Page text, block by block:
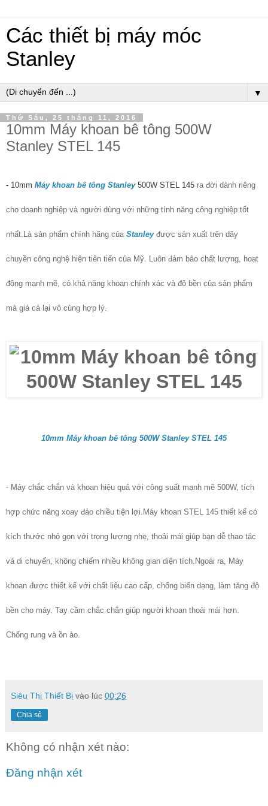
Các thiết bị máy móc
Stanley
▼
Thứ Sáu, 25 tháng 11, 2016
10mm Máy khoan bê tông 500W
Stanley STEL 145
- 10mm Máy khoan bê tông Stanley500W STEL 145 ra đời dành riêng
cho doanh nghiệp và người dùng với những tính năng công nghiệp tốt
nhất.L à sản phẩm chính hãng của Stanleyđược sản xuất trên dây
chuyền công nghệ hiện tiên tiến của Mỹ. Luôn đảm bảo chất lượng, hoạt
động mạnh mẽ, có khả năng khoan chính xác và độ bền của sản phẩm
mà giá cả lại vô cùng hợp lý.
10mm Máy khoan bê tông 500W Stanley STEL 145
- Máy chắc chắn và khoan hiệu quả với công suất mạnh mẽ 500W, tích
hợp chức năng xoay đảo chiều tiện lợi. Máy khoan STEL 145 thiết kế có
kích thước nhỏ gọn với trọng lượng nhẹ, thoải mái giúp bạn dễ thao tác
và di chuyển, không chiếm nhiều không gian diện tích. Ngoài ra, Máy
khoan được thiết kế với chất liệu cao cấp, chống biến dạng, làm tăng độ
bền cho máy. Tay cầm chắc chắn giúp người khoan thoải mái hơn.
Chống rung và ồn ào.
Siêu Thị Thiết Bị vào lúc 00:26
Chia sẻ
Không có nhận xét nào:
Đăng nhận xét